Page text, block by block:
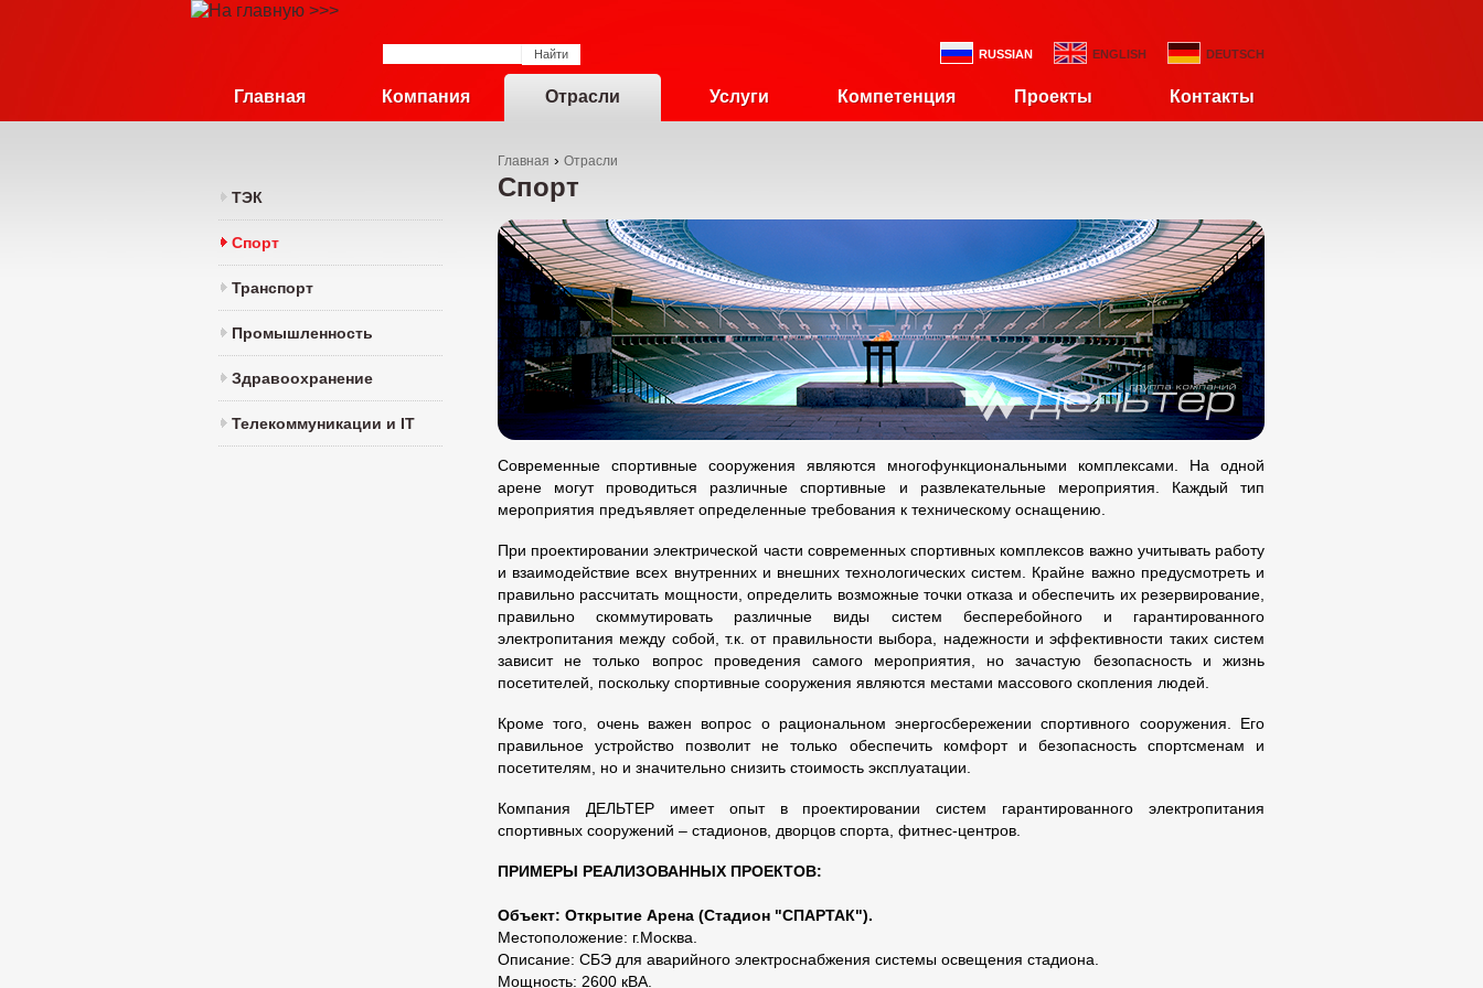
RUSSIAN ENGLISH DEUTSCH
Главная Компания Отрасли Услуги Компетенция Проекты Контакты
ТЭК
Спорт
Транспорт
Промышленность
Здравоохранение
Телекоммуникации и IT
Главная › Отрасли
Спорт
Современные спортивные сооружения являются многофункциональными комплексами. На одной
арене могут проводиться различные спортивные и развлекательные мероприятия. Каждый тип
мероприятия предъявляет определенные требования к техническому оснащению.
При проектировании электрической части современных спортивных комплексов важно учитывать работу
и взаимодействие всех внутренних и внешних технологических систем. Крайне важно предусмотреть и
правильно рассчитать мощности, определить возможные точки отказа и обеспечить их резервирование,
правильно скоммутировать различные виды систем бесперебойного и гарантированного
электропитания между собой, т.к. от правильности выбора, надежности и эффективности таких систем
зависит не только вопрос проведения самого мероприятия, но зачастую безопасность и жизнь
посетителей, поскольку спортивные сооружения являются местами массового скопления людей.
Кроме того, очень важен вопрос о рациональном энергосбережении спортивного сооружения. Его
правильное устройство позволит не только обеспечить комфорт и безопасность спортсменам и
посетителям, но и значительно снизить стоимость эксплуатации.
Компания ДЕЛЬТЕР имеет опыт в проектировании систем гарантированного электропитания
спортивных сооружений – стадионов, дворцов спорта, фитнес-центров.
ПРИМЕРЫ РЕАЛИЗОВАННЫХ ПРОЕКТОВ:
Объект: Открытие Арена (Стадион "СПАРТАК").
Местоположение: г.Москва.
Описание: СБЭ для аварийного электроснабжения системы освещения стадиона.
Мощность: 2600 кВА.